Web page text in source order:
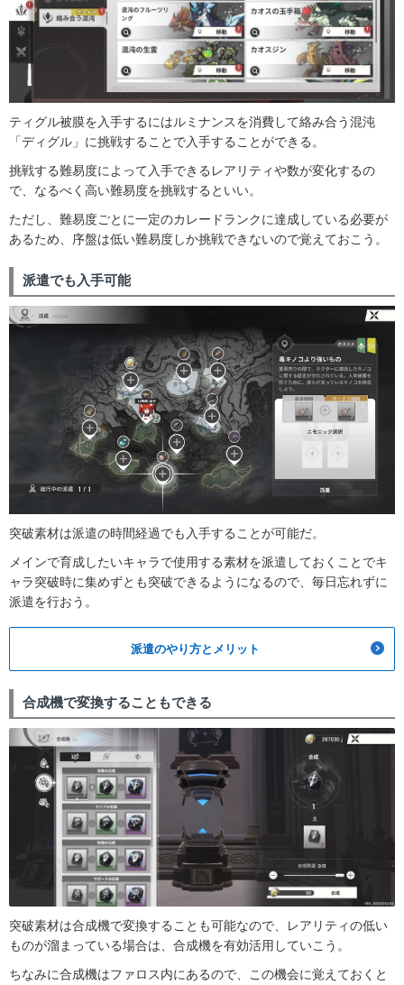
ティグル被膜を入手するにはルミナンスを消費して絡み合う混沌
「ディグル」に挑戦することで入手することができる。
挑戦する難易度によって入手できるレアリティや数が変化するの
で、なるべく高い難易度を挑戦するといい。
ただし、難易度ごとに一定のカレードランクに達成している必要が
あるため、序盤は低い難易度しか挑戦できないので覚えておこう。
派遣でも入手可能
突破素材は派遣の時間経過でも入手することが可能だ。
メインで育成したいキャラで使用する素材を派遣しておくことでキ
ャラ突破時に集めずとも突破できるようになるので、毎日忘れずに
派遣を行おう。
派遣のやり方とメリット
合成機で変換することもできる
突破素材は合成機で変換することも可能なので、レアリティの低い
ものが溜まっている場合は、合成機を有効活用していこう。
ちなみに合成機はファロス内にあるので、この機会に覚えておくと